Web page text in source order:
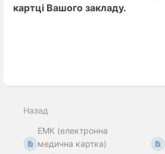
картці Вашого закладу.
розділу
Назад
ЕМК (електронна
медична картка)